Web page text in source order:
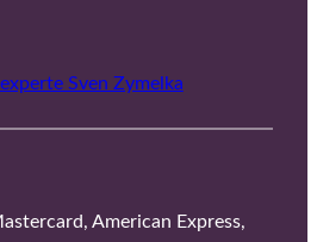
Sven Zymelka
American Express,